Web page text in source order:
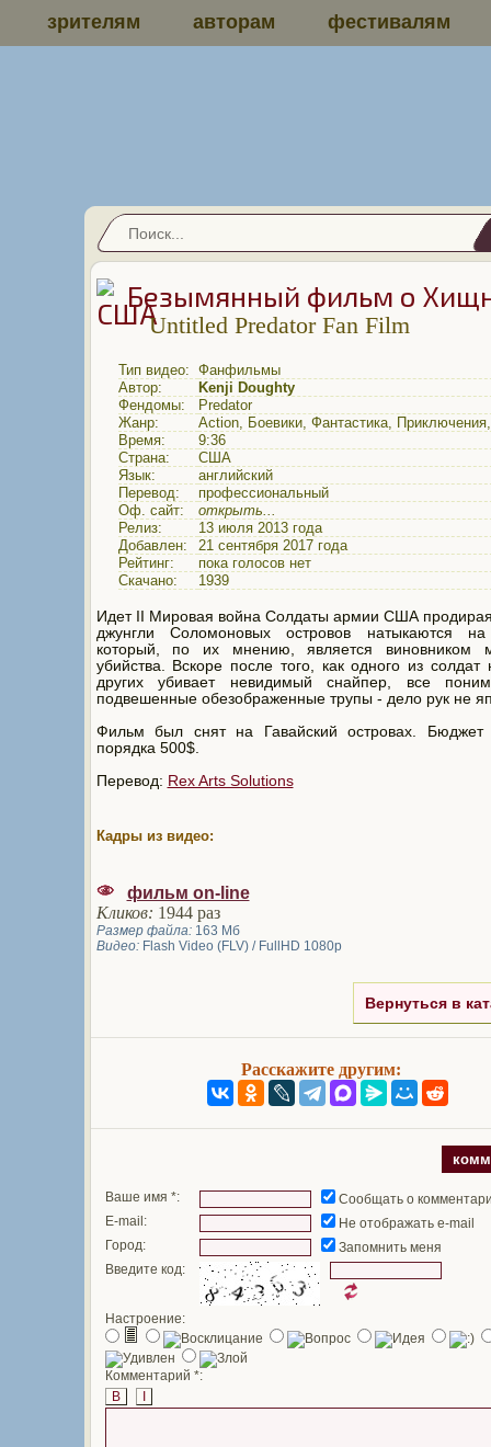
зрителям авторам фестивалям
Безымянный фильм о
Untitled Predator Fan Film
Тип видео: Фанфильмы
Автор:
Kenji Doughty
Фендомы:
Predator
Жанр:
Action, Боевики, Фантастика, Приключения
Время:
9:36
Страна:
США
Язык:
английский
Перевод:
профессиональный
Оф. сайт:
открыть...
Релиз:
13 июля 2013 года
Добавлен:
21 сентября 2017 года
Рейтинг:
пока голосов нет
Скачано:
1939
Идет II Мировая война Солдаты армии США
джунгли Соломоновых островов натыкаются
который, по их мнению, является виновником
убийства. Вскоре после того, как одного из солдат
других убивает невидимый снайпер, все
подвешенные обезображенные трупы - дело рук не
Фильм был снят на Гавайский островах. Бюджет
порядка 500$.
Перевод: Rex Arts Solutions
Кадры из видео:
фильм on-line
Кликов: 1944 раз
Размер файла:163 Мб
Видео:Flash Video (FLV) / FullHD 1080p
Вернуться в
Расскажите другим:
Ваше имя *:
Сообщать о
E-mail:
Не отображать e-mail
Город:
Запомнить меня
Введите код:
Настроение:
Комментарий *:
B
I